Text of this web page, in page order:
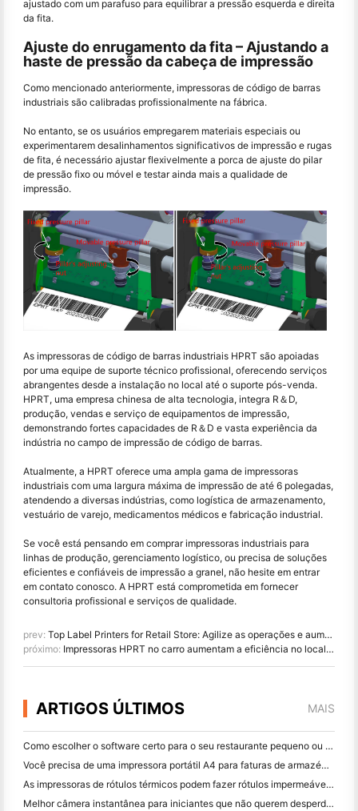
ajustado com um parafuso para equilibrar a pressão esquerda e direita
da fita.
Ajuste do enrugamento da fita – Ajustando a
haste de pressão da cabeça de impressão
Como mencionado anteriormente, impressoras de código de barras
industriais são calibradas profissionalmente na fábrica.
No entanto, se os usuários empregarem materiais especiais ou
experimentarem desalinhamentos significativos de impressão e rugas
de fita, é necessário ajustar flexivelmente a porca de ajuste do pilar
de pressão fixo ou móvel e testar ainda mais a qualidade de
impressão.
As impressoras de código de barras industriais HPRT são apoiadas
por uma equipe de suporte técnico profissional, oferecendo serviços
abrangentes desde a instalação no local até o suporte pós-venda.
HPRT, uma empresa chinesa de alta tecnologia, integra R＆D,
produção, vendas e serviço de equipamentos de impressão,
demonstrando fortes capacidades de R＆D e vasta experiência da
indústria no campo de impressão de código de barras.
Atualmente, a HPRT oferece uma ampla gama de impressoras
industriais com uma largura máxima de impressão de até 6 polegadas,
atendendo a diversas indústrias, como logística de armazenamento,
vestuário de varejo, medicamentos médicos e fabricação industrial.
Se você está pensando em comprar impressoras industriais para
linhas de produção, gerenciamento logístico, ou precisa de soluções
eficientes e confiáveis de impressão a granel, não hesite em entrar
em contato conosco. A HPRT está comprometida em fornecer
consultoria profissional e serviços de qualidade.
prev: Top Label Printers for Retail Store: Agilize as operações e aumente as vendas
próximo: Impressoras HPRT no carro aumentam a eficiência no local da aplicação móvel da lei
ARTIGOS ÚLTIMOS MAIS
Como escolher o software certo para o seu restaurante pequeno ou médio
Você precisa de uma impressora portátil A4 para faturas de armazém? O que realmente funciona
As impressoras de rótulos térmicos podem fazer rótulos impermeáveis ​​para produtos de pequenas empresas?
Melhor câmera instantânea para iniciantes que não querem desperdiçar papel